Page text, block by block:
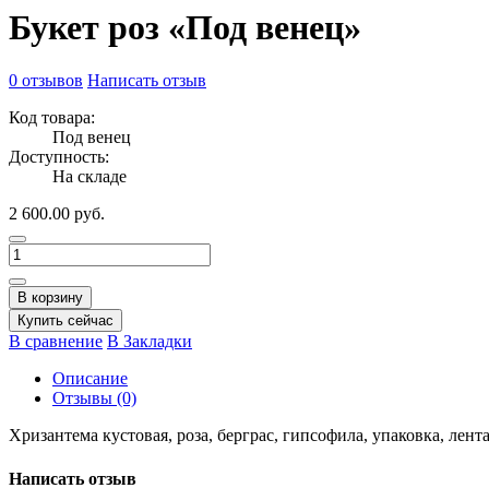
Букет роз «Под венец»
0 отзывов Написать отзыв
Код товара:
Под венец
Доступность:
На складе
2 600.00 руб.
В корзину
Купить сейчас
В сравнение В Закладки
Описание
Отзывы (0)
Хризантема кустовая, роза, берграс, гипсофила, упаковка, лента
Написать отзыв